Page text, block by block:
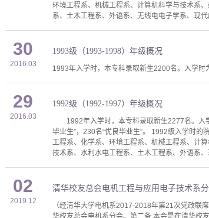
环境工程系、机械工程系、计算机科学与技术系
系、土木工程系、外语系、无线电电子学系、现
30
2016.03
1993级（1993-1998）年级概况
1993年入学时，本专科录取新生2200名。入学时
29
2016.03
1992级（1992-1997）年级概况
1992年入学时，本专科录取新生2277名。入学
毕业生”，230名“优良毕业生”。 1992级入学时
工程系、化学系、环境工程系、机械工程系、计
技术系、水利水电工程系、土木工程系、外语系
02
2019.12
清华校友总会电机工程与应用电子技术系
（经清华大学电机系2017-2018年第21次党政联
华校友总会电机系分会。第二条 本会是在清华校